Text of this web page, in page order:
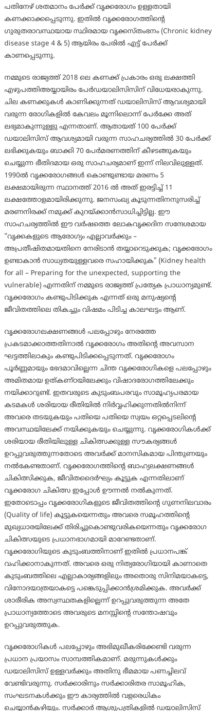
പതിനേഴ് ശതമാനം പേര്‍ക്ക് വൃക്കരോഗം ഉള്ളതായി
കണക്കാക്കപ്പെടുന്നു. ഇതിൽ വൃക്കരോഗത്തിന്റെ
ഗുരുതരാവസ്ഥയായ സ്ഥിരമായ വൃക്കസ്തംഭനം (Chronic kidney
disease stage 4 & 5) ആയിരം പേരിൽ എട്ട് പേര്‍ക്ക്
കാണപ്പെടുന്നു.
നമ്മുടെ രാജ്യത്ത് 2018 ലെ കണക്ക് പ്രകാരം ഒരു ലക്ഷത്തി
എഴുപത്തിഅയ്യായിരം പേര്‍ഡയാലിസിസിന് വിധേയരാകുന്നു.
ചില കണക്കുകൾ കാണിക്കുന്നത് ഡയാലിസിസ് ആവശ്യമായി
വരുന്ന രോഗികളിൽ കേവലം മൂന്നിലൊന്ന് പേര്‍ക്കേ അത്
ലഭ്യമാകുന്നുള്ളു എന്നതാണ്. ആതായത് 100 പേര്‍ക്ക്
ഡയാലിസിസ് ആവശ്യമായി വരുന്ന സാഹചര്യത്തിൽ 30 പേര്‍ക്ക്
ലഭിക്കുകയും ബാക്കി 70 പേര്‍മരണത്തിന് കീഴടങ്ങുകയും
ചെയ്യുന്ന ഭീതിദമായ ഒരു സാഹചര്യമാണ് ഇന്ന് നിലവിലുള്ളത്.
1990ൽ വൃക്കരോഗങ്ങൾ കൊണ്ടുണ്ടായ മരണം 5
ലക്ഷമായിരുന്ന സ്ഥാനത്ത് 2016 ൽ അത് ഇരട്ടിച്ച് 11
ലക്ഷത്തോളമായിരിക്കുന്നു. ജനസംഖ്യ കൂടുന്നതിനനുസരിച്ച്
മരണനിരക്ക് നമുക്ക് കുറയ്ക്കാന്‍സാധിച്ചിട്ടില്ല. ഈ
സാഹചര്യത്തിൽ ഈ വര്‍ഷത്തെ ലോകവൃക്കദിന സന്ദേശമായ
“വൃക്കകളുടെ ആരോഗ്യം എല്ലാവർക്കും –
അപ്രതീഷിതമായതിനെ നേരിടാൻ തയ്യാറെടുക്കുക; വൃക്കരോഗം
ഉണ്ടാകാൻ സാധ്യതയുള്ളവരെ സഹായിക്കുക” (Kidney health
for all – Preparing for the unexpected, supporting the
vulnerable) എന്നതിന് നമ്മുടെ രാജ്യത്ത് പ്രത്യേക പ്രാധാന്യമുണ്ട്.
വൃക്കരോഗം കണ്ടുപിടിക്കുക എന്നത് ഒരു മനുഷ്യന്റെ
ജീവിതത്തിലെ തികച്ചും വിഷമം പിടിച്ച കാലഘട്ടം ആണ്.
വൃക്കരോഗലക്ഷണങ്ങൾ പലപ്പോഴും നേരത്തേ
പ്രകടമാക്കാത്തതിനാൽ വൃക്കരോഗം അതിന്റെ അവസാന
ഘട്ടത്തിലാകും കണ്ടുപിടിക്കപ്പെടുന്നത്. വൃക്കരോഗം
പൂര്‍ണ്ണമായും ഭേദമാവില്ലെന്ന ചിന്ത വൃക്കരോഗികളെ പലപ്പോഴും
അമിതമായ ഉത്കണ്ഠയിലേക്കും വിഷാദരോഗത്തിലേക്കും
നയിക്കാറുണ്ട്. ഇതവരുടെ കുടുംബപരവും സാമൂഹ്യപരമായ
കടമകൾ ശരിയായ രീതിയിൽ നിര്‍വ്വഹിക്കുന്നതില്‍നിന്ന്
അവരെ തടയുകയും പതിയെ പതിയെ സ്വയം ഒറ്റപ്പെടലിന്റെ
അവസ്ഥയിലേക്ക് നയിക്കുകയും ചെയ്യുന്നു. വൃക്കരോഗികള്‍ക്ക്
ശരിയായ രീതിയിലുള്ള ചികിത്സക്കുള്ള സൗകര്യങ്ങൾ
ഉറപ്പുവരുത്തുന്നതോടെ അവര്‍ക്ക് മാനസികമായ പിന്തുണയും
നല്‍കേണ്ടതാണ്. വൃക്കരോഗത്തിന്റെ ബാഹ്യലക്ഷണങ്ങൾ
ചികിത്സിക്കുക, ജീവിതദൈര്‍ഘ്യം കൂട്ടുക എന്നതിലാണ്
വൃക്കരോഗ ചികിത്സ ഇപ്പോൾ ഊന്നൽ നല്‍കുന്നത്.
ഇതോടൊപ്പം വൃക്കരോഗികളുടെ ജീവിതത്തിന്റെ ഗുണനിലവാരം
(Quality of life) കൂട്ടുകയെന്നതും അവരെ സമൂഹത്തിന്റെ
മുഖ്യധാരയിലേക്ക് തിരിച്ചുകൊണ്ടുവരികയെന്നതും വൃക്കരോഗ
ചികിത്സയുടെ പ്രധാനഭാഗമായി മാറേണ്ടതാണ്.
വൃക്കരോഗിയുടെ കുടുംബത്തിനാണ് ഇതിൽ പ്രധാനപങ്ക്
വഹിക്കാനാകുന്നത്. അവരെ ഒരു നിത്യരോഗിയായി കാണാതെ
കുടുംബത്തിലെ എല്ലാകാര്യങ്ങളിലും അതൊരു സിനിമയാകട്ടെ,
വിനോദയാത്രയാകട്ടെ പങ്കെടുപ്പിക്കാന്‍ശ്രമിക്കുക. അവര്‍ക്ക്
ശാരീരിക അസ്വസ്ഥതകളില്ലെന്ന് ഉറപ്പുവരുത്തുന്ന അതേ
പ്രാധാന്യത്തോടെ അവരുടെ മനസ്സിന്റെ സന്തോഷവും
ഉറപ്പുവരുത്തുക.
വൃക്കരോഗികൾ പലപ്പോഴും അഭിമുഖീകരിക്കേണ്ടി വരുന്ന
പ്രധാന പ്രയാസം സാമ്പത്തികമാണ്. മരുന്നുകള്‍ക്കും
ഡയാലിസിസ് ഉള്ളവര്‍ക്കും അതിനു ഭീമമായ പണച്ചിലവ്
വേണ്ടിവരുന്നു. സര്‍ക്കാരിനും സര്‍ക്കാരിതര സാമൂഹിക,
സംഘടനകള്‍ക്കും ഈ കാര്യത്തിൽ വളരെധികം
ചെയ്യാന്‍കഴിയും. സര്‍ക്കാർ ആശുപത്രികളിൽ ഡയാലിസിസ്